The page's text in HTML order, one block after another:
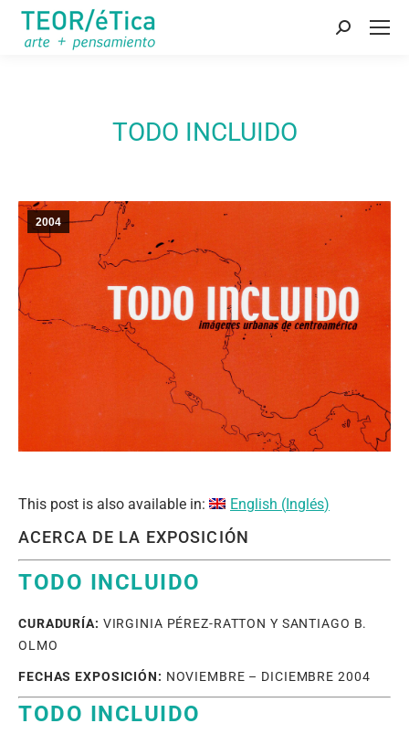
Buscar:
TODO INCLUIDO
2004
This post is also available in: English (Inglés)
ACERCA DE LA EXPOSICIÓN
TODO INCLUIDO
CURADURÍA: VIRGINIA PÉREZ-RATTON Y SANTIAGO B.
OLMO
FECHAS EXPOSICIÓN: NOVIEMBRE – DICIEMBRE 2004
TODO INCLUIDO